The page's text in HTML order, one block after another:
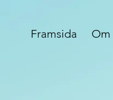
Framsida Om